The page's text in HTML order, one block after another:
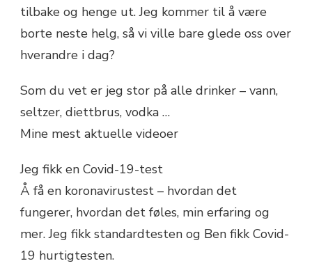
tilbake og henge ut. Jeg kommer til å være
borte neste helg, så vi ville bare glede oss over
hverandre i dag?
Som du vet er jeg stor på alle drinker – vann,
seltzer, diettbrus, vodka …
Mine mest aktuelle videoer
Jeg fikk en Covid-19-test
Å få en koronavirustest – hvordan det
fungerer, hvordan det føles, min erfaring og
mer. Jeg fikk standardtesten og Ben fikk Covid-
19 hurtigtesten.